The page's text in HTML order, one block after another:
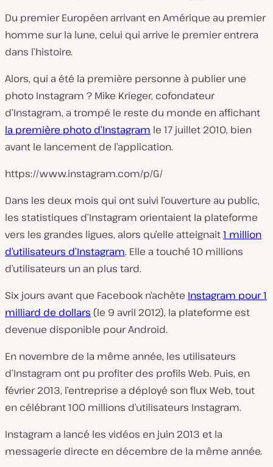
Du premier Européen arrivant en Amérique au premier
homme sur la lune, celui qui arrive le premier entrera
dans l’histoire.
Alors, qui a été la première personne à publier une
photo Instagram ? Mike Krieger, cofondateur
d’Instagram, a trompé le reste du monde en affichant
la première photo d’Instagram le 17 juillet 2010, bien
avant le lancement de l’application.
https://www.instagram.com/p/G/
Dans les deux mois qui ont suivi l’ouverture au public,
les statistiques d’Instagram orientaient la plateforme
vers les grandes ligues, alors qu’elle atteignait1 million
d’utilisateurs d’Instagram. Elle a touché 10 millions
d’utilisateurs un an plus tard.
Six jours avant que Facebook n’achète Instagram pour 1
milliard de dollars (le 9 avril 2012), la plateforme est
devenue disponible pour Android.
En novembre de la même année, les utilisateurs
d’Instagram ont pu profiter des profils Web. Puis, en
février 2013, l’entreprise a déployé son flux Web, tout
en célébrant 100 millions d’utilisateurs Instagram.
Instagram a lancé les vidéos en juin 2013 et la
messagerie directe en décembre de la même année.